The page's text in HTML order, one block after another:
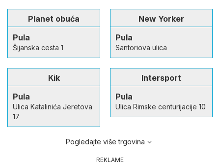
Planet obuća
Pula
Šijanska cesta 1
New Yorker
Pula
Santoriova ulica
Kik
Pula
Ulica Katalinića Jeretova
17
Intersport
Pula
Ulica Rimske centurijacije 10
Pogledajte više trgovina
REKLAME